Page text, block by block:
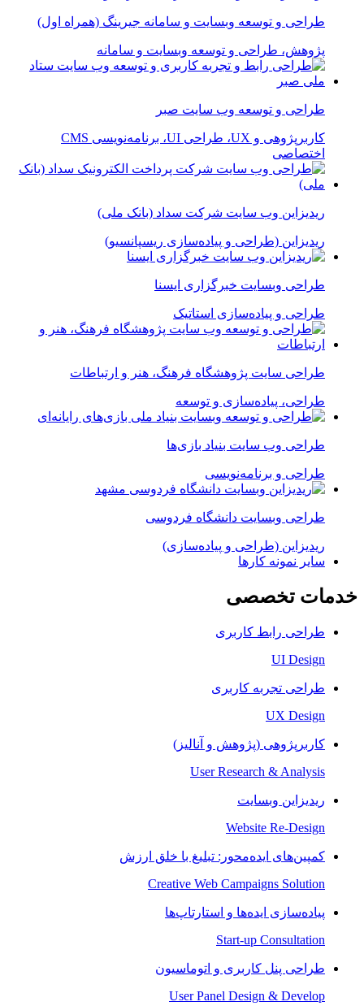
طراحی و توسعه وبسایت و سامانه جیرینگ (همراه اول)
پژوهش، طراحی و توسعه وبسایت و سامانه
طراحی و توسعه وب سایت صبر
اختصاصی
ریدیزاین وب سایت شرکت سداد (بانک ملی)
ریدیزاین (طراحی و پیاده‌سازی ریسپانسیو)
طراحی وبسایت خبرگزاری ایسنا
طراحی و پیاده‌سازی استاتیک
طراحی سایت پژوهشگاه فرهنگ، هنر و ارتباطات
طراحی، پیاده‌سازی و توسعه
طراحی وب سایت بنیاد بازی‌ها
طراحی و برنامه‌نویسی
طراحی وبسایت دانشگاه فردوسی
ریدیزاین (طراحی و پیاده‌سازی)
سایر نمونه کارها
خدمات تخصصی
طراحی رابط کاربری
UI Design
طراحی تجربه کاربری
UX Design
کاربرپژوهی (پژوهش و آنالیز)
User Research & Analysis
ریدیزاین وبسایت
Website Re-Design
کمپین‌های ایده‌محور: تبلیغ با خلق ارزش
Creative Web Campaigns Solution
پیاده‌سازی ایده‌ها و استارتاپ‌ها
Start-up Consultation
طراحی پنل کاربری و اتوماسیون
User Panel Design & Develop